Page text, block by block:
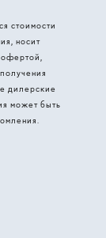
стоимости
носит
офертой,
дилерские
может быть